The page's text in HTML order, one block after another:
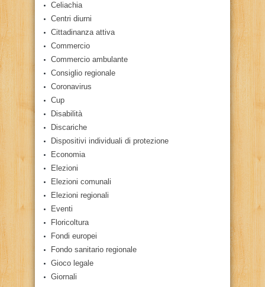
Celiachia
Centri diurni
Cittadinanza attiva
Commercio
Commercio ambulante
Consiglio regionale
Coronavirus
Cup
Disabilità
Discariche
Dispositivi individuali di protezione
Economia
Elezioni
Elezioni comunali
Elezioni regionali
Eventi
Floricoltura
Fondi europei
Fondo sanitario regionale
Gioco legale
Giornali